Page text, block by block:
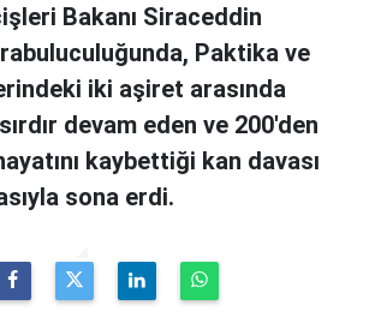
Bakanı Siraceddin
Paktika ve
iki aşiret arasında
devam eden ve 200'den
kaybettiği kan davası
sona erdi.